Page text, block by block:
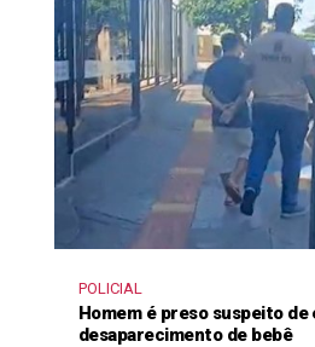
POLICIAL
Homem é preso suspeito
desaparecimento de bebê